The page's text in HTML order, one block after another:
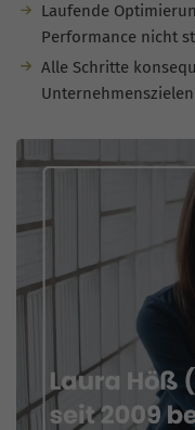
Laufende
Performance nicht
Alle Schritte